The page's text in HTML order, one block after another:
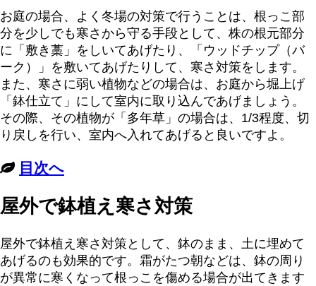
お庭の場合、よく冬場の対策で行うことは、根っこ部
分を少しでも寒さから守る手段として、株の根元部分
に「敷き藁」をしいてあげたり、「ウッドチップ（バ
ーク）」を敷いてあげたりして、寒さ対策をします。
また、寒さに弱い植物などの場合は、お庭から堀上げ
「鉢仕立て」にして室内に取り込んであげましょう。
その際、その植物が「多年草」の場合は、1/3程度、切
り戻しを行い、室内へ入れてあげると良いですよ。
目次へ
屋外で鉢植え寒さ対策
屋外で鉢植え寒さ対策として、鉢のまま、土に埋めて
あげるのも効果的です。霜がたつ朝などは、鉢の周り
が異常に寒くなって根っこを傷める場合が出てきます